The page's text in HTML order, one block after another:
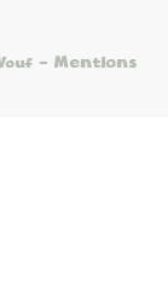
- Mentions